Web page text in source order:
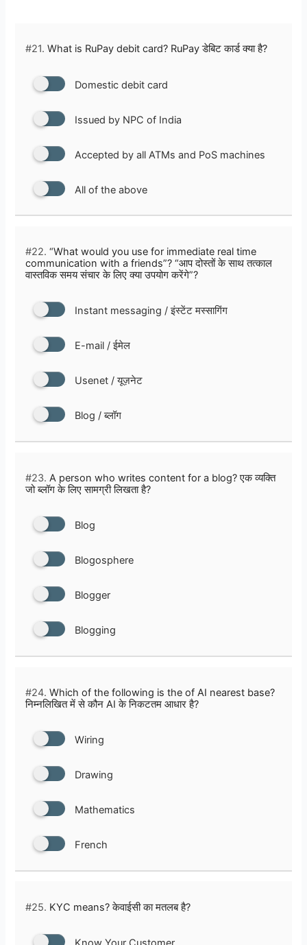
#21. What is RuPay debit card? RuPay डेबिट कार्ड क्या है?
Domestic debit card
Issued by NPC of India
Accepted by all ATMs and PoS machines
All of the above
#22. “What would you use for immediate real time
communication with a friends”? “आप दोस्तों के साथ तत्काल
वास्तविक समय संचार के लिए क्या उपयोग करेंगे”?
Instant messaging / इंस्टेंट मस्सागिंग
E-mail / ईमेल
Usenet / यूज़नेट
Blog / ब्लॉग
#23. A person who writes content for a blog? एक व्यक्ति
जो ब्लॉग के लिए सामग्री लिखता है?
Blog
Blogosphere
Blogger
Blogging
#24. Which of the following is the of AI nearest base?
निम्नलिखित में से कौन AI के निकटतम आधार है?
Wiring
Drawing
Mathematics
French
#25. KYC means? केवाईसी का मतलब है?